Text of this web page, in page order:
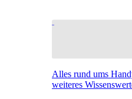
Alles rund ums
weiteres